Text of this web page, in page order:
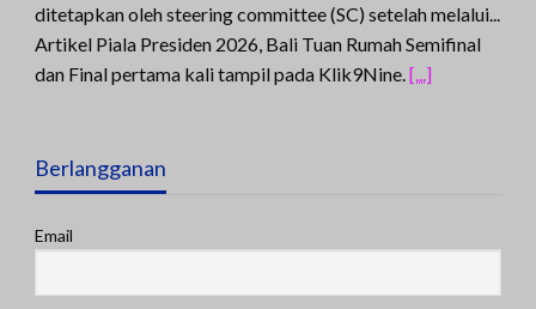
ditetapkan oleh steering committee (SC) setelah melalui...
Artikel Piala Presiden 2026, Bali Tuan Rumah Semifinal
dan Final pertama kali tampil pada Klik9Nine. [...]
Berlangganan
Email